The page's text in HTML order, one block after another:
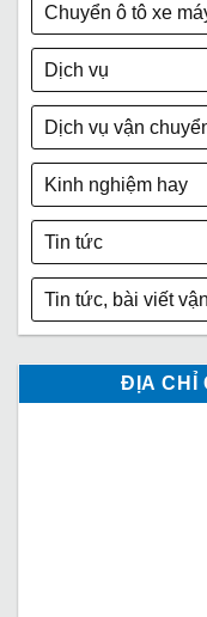
Chuyển ô tô xe
Dịch vụ
Dịch vụ vận
Kinh nghiệm hay
Tin tức
Tin tức, bài viết
ĐỊA CHỈ